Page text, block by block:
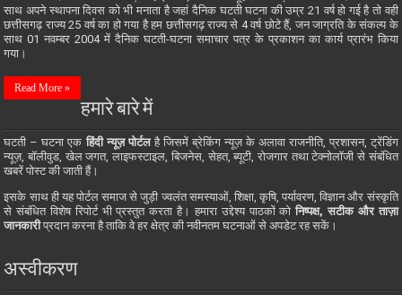
साथ अपने स्थापना दिवस को भी मनाता है जहां दैनिक घटती घटना की उम्र 21 वर्ष हो गई है तो वही
छत्तीसगढ़ राज्य 25 वर्ष का हो गया है हम छत्तीसगढ़ राज्य से 4 वर्ष छोटे हैं, जन जाग्रति के संकल्प के
साथ 01 नवम्बर 2004 में दैनिक घटती-घटना समाचार पत्र के प्रकाशन का कार्य प्रारंभ किया
गया।
Read More »
हमारे बारे में
घटती – घटना एक हिंदी न्यूज़ पोर्टलहै जिसमें ब्रेकिंग न्यूज़ के अलावा राजनीति, प्रशासन, ट्रेंडिंग
न्यूज़, बॉलीवुड, खेल जगत, लाइफस्टाइल, बिजनेस, सेहत, ब्यूटी, रोजगार तथा टेक्नोलॉजी से संबंधित
खबरें पोस्ट की जाती हैं।
इसके साथ ही यह पोर्टल समाज से जुड़ी ज्वलंत समस्याओं, शिक्षा, कृषि, पर्यावरण, विज्ञान और संस्कृति
से संबंधित विशेष रिपोर्ट भी प्रस्तुत करता है। हमारा उद्देश्य पाठकों कोनिष्पक्ष, सटीक और ताज़ा
जानकारीप्रदान करना है ताकि वे हर क्षेत्र की नवीनतम घटनाओं से अपडेट रह सकें।
अस्वीकरण